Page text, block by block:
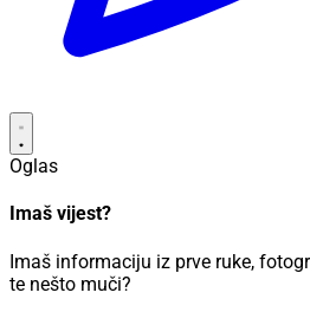
Oglas
Imaš vijest?
Imaš informaciju iz prve ruke,
te nešto muči?